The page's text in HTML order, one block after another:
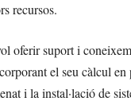
recursos.
oferir suport i
el seu càlcul en
i la instal·lació de